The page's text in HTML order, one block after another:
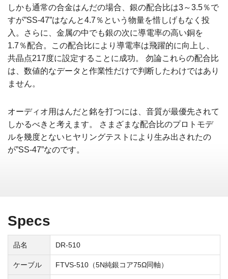
しかも通常の合金はんだの場合、銀の配合比は3～3.5％で
すが”SS-47”はなんと4.7％という物量を惜しげもなく投
入。さらに、金属の中でも銀の次に導電率の高い銅を
1.7％配合。この配合比により導電率は飛躍的に向上し、
共晶点217度に設定することに成功。 勿論これらの配合比
は、数値的なデータと作業性だけで判断したわけではあり
ません。
オーディオ用はんだと銘を打つには、音質が最優先されて
しかるべきと考えます。 さまざまな配合比のプロトモデ
ルを幾度とないヒヤリングテストにより生み出されたの
が”SS-47”なのです。
Specs
品名 DR-510
ケーブル FTVS-510（5N純銀コア75Ω同軸）